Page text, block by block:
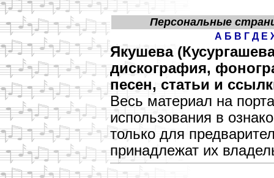
Персональные
А Б В Г Д Е
Якушева
дискография,
песен, статьи и
Весь материал на
использования в
только для
принадлежат их